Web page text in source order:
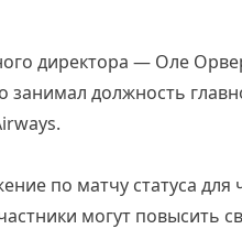
директора — Оле
занимал должность
по матчу статуса для
могут повысить